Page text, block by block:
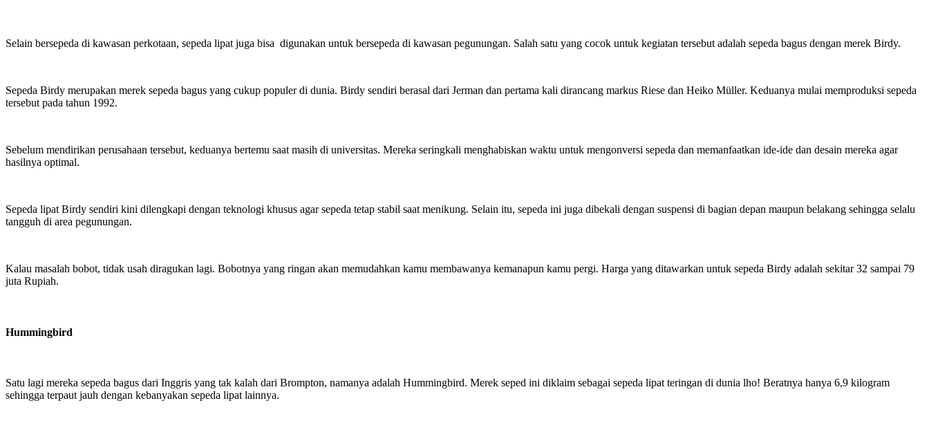
Selain bersepeda di kawasan perkotaan, sepeda lipat juga bisa digunakan untuk bersepeda di kawasan pegunungan. Salah satu yang cocok untuk kegiatan tersebut adalah sepeda bagus dengan merek Birdy.
Sepeda Birdy merupakan merek sepeda bagus yang cukup populer di dunia. Birdy sendiri berasal dari Jerman dan pertama kali dirancang markus Riese dan Heiko Müller. Keduanya mulai memproduksi sepeda
tersebut pada tahun 1992.
Sebelum mendirikan perusahaan tersebut, keduanya bertemu saat masih di universitas. Mereka seringkali menghabiskan waktu untuk mengonversi sepeda dan memanfaatkan ide-ide dan desain mereka agar
hasilnya optimal.
Sepeda lipat Birdy sendiri kini dilengkapi dengan teknologi khusus agar sepeda tetap stabil saat menikung. Selain itu, sepeda ini juga dibekali dengan suspensi di bagian depan maupun belakang sehingga selalu
tangguh di area pegunungan.
Kalau masalah bobot, tidak usah diragukan lagi. Bobotnya yang ringan akan memudahkan kamu membawanya kemanapun kamu pergi. Harga yang ditawarkan untuk sepeda Birdy adalah sekitar 32 sampai 79
juta Rupiah.
Hummingbird
Satu lagi mereka sepeda bagus dari Inggris yang tak kalah dari Brompton, namanya adalah Hummingbird. Merek seped ini diklaim sebagai sepeda lipat teringan di dunia lho! Beratnya hanya 6,9 kilogram
sehingga terpaut jauh dengan kebanyakan sepeda lipat lainnya.